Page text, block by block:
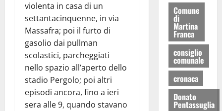
violenta in casa di un
settantacinquenne, in via
Massafra; poi il furto di
gasolio dai pullman
scolastici, parcheggiati
nello spazio all’aperto dello
stadio Pergolo; poi altri
episodi ancora, fino a ieri
sera alle 9, quando stavano
Comune
di
Martina
Franca
consiglio
comunale
cronaca
Donato
Pentassuglia